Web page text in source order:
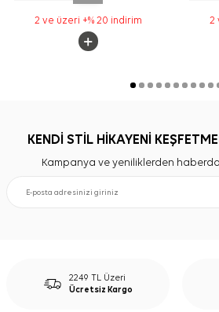
2 ve üzeri +% 20 indirim 2
KENDİ STİL HİKAYENİ
Kampanya ve yeniliklerden
2249 TL Üzeri
Ücretsiz Kargo